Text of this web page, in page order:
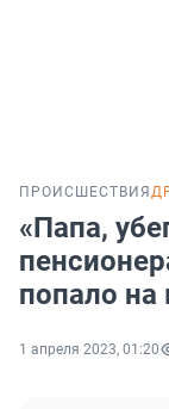
ПРОИСШЕСТВИЯ
«Папа,
попало на
1 апреля 2023, 01:20